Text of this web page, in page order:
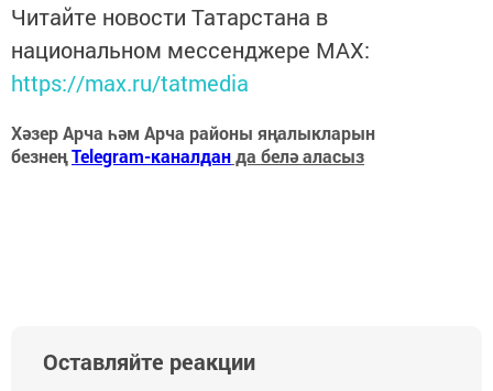
Читайте новости Татарстана в
национальном мессенджере MАХ:
https://max.ru/tatmedia
Хәзер Арча һәм Арча районы яңалыкларын
безнеңTelegram-каналданда белә аласыз
Оставляйте реакции